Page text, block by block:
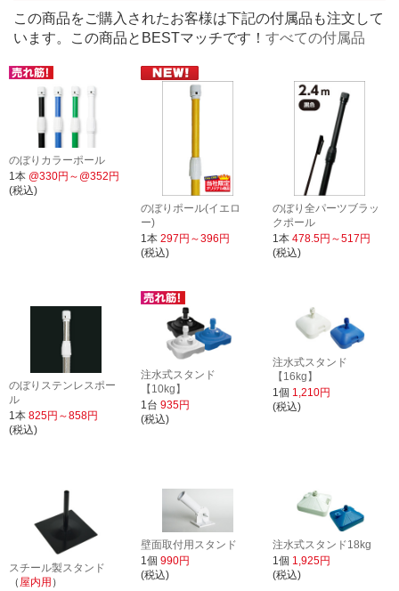
この商品をご購入されたお客様は下記の付属品も注文して
います。この商品とBESTマッチです！ すべての付属品
のぼりカラーポール
1本 @330円～@352円
(税込)
のぼりポール(イエロ
ー)
1本 297円～396円
(税込)
のぼり全パーツブラッ
クポール
1本 478.5円～517円
(税込)
のぼりステンレスポー
ル
1本 825円～858円
(税込)
注水式スタンド
【10kg】
1台 935円
(税込)
注水式スタンド
【16kg】
1個 1,210円
(税込)
スチール製スタンド
（ 屋内用 ）
壁面取付用スタンド
1個 990円
(税込)
注水式スタンド18kg
1個 1,925円
(税込)